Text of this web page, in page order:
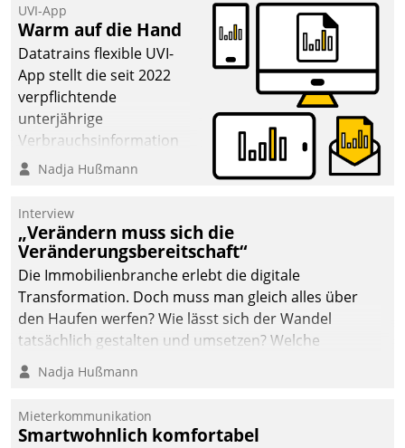
deutscher
Wohnungsunternehmen
– und beschleunigt damit
den Weg vom
Mieteranliegen zum
Dienstleisterauftrag.
UVI-App
Warm auf die Hand
Datatrains flexible UVI-
App stellt die seit 2022
verpflichtende
unterjährige
Verbrauchsinformation
schnell, zuverlässig und
Die monatlichen
Mitteilungen zum
Heizungs- und
Wasserverbrauch gehen
automatisiert, vollständig
und auf Wunsch über
mehrere zuvor
Kommunikationswege bei
Nadja Hußmann
Interview
„Verändern muss sich die
Veränderungsbereitschaft“
Die Immobilienbranche erlebt die digitale
Transformation. Doch muss man gleich alles über
den Haufen werfen? Wie lässt sich der Wandel
tatsächlich gestalten und umsetzen? Welche
Argumente zählen wirklich?
Nadja Hußmann
Mieterkommunikation
Smartwohnlich komfortabel